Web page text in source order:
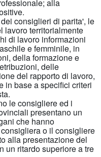
alla
consiglieri di parita', le
lavoro territorialmente
di lavoro informazioni
e femminile, in
della formazione e
delle
del rapporto di lavoro,
in base a specifici criteri
le consigliere ed i
presentano un
che hanno
o il consigliere
alla presentazione del
un ritardo superiore a tre